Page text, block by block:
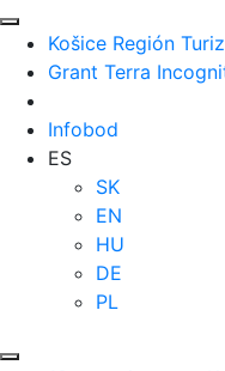
Košice Región
Grant Terra
Infobod
ES
SK
EN
HU
DE
PL